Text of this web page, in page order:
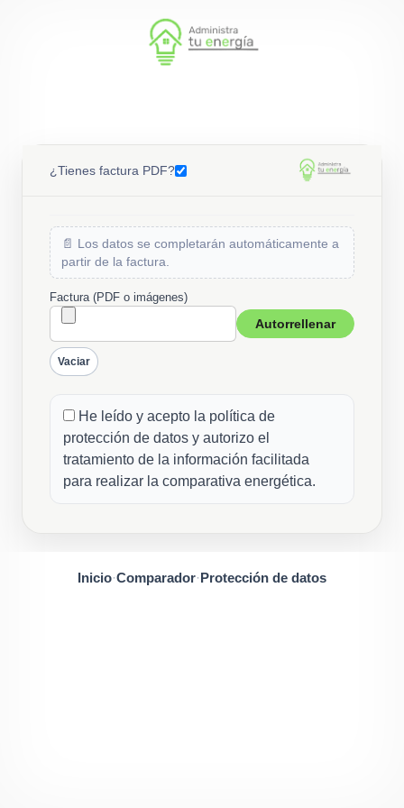
¿Tienes factura PDF?
📄 Los datos se completarán automáticamente a
partir de la factura.
Factura (PDF o imágenes)
Autorrellenar
Vaciar
He leído y acepto la política de
protección de datos y autorizo el
tratamiento de la información facilitada
para realizar la comparativa energética.
Inicio·Comparador· Protección de datos